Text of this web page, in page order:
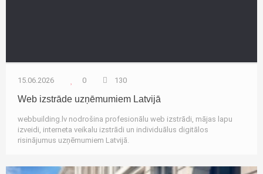
15.06.2026 0 130
Web izstrāde uzņēmumiem Latvijā
webbuilding.lv nodrošina profesionālu web izstrādi, mājas lapu
izveidi, interneta veikalu izstrādi un individuālus digitālos
risinājumus uzņēmumiem Latvijā.